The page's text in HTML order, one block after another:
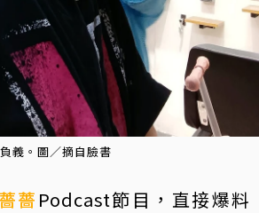
義。圖／摘自臉書
薔薔 Podcast節目，直接爆料